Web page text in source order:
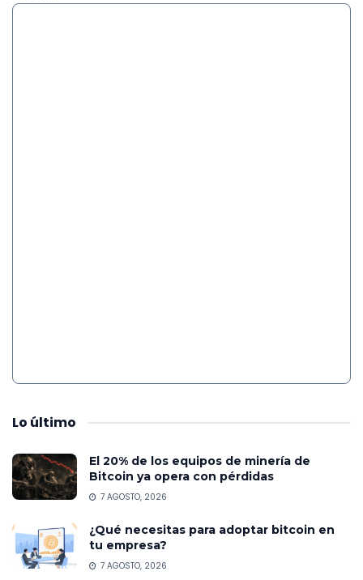
Lo último
El 20% de los equipos de minería de
Bitcoin ya opera con pérdidas
7 AGOSTO, 2026
¿Qué necesitas para adoptar bitcoin en
tu empresa?
7 AGOSTO, 2026